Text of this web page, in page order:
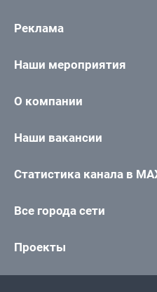
Реклама
Наши мероприятия
О компании
Наши вакансии
Статистика канала в
Все города сети
Проекты